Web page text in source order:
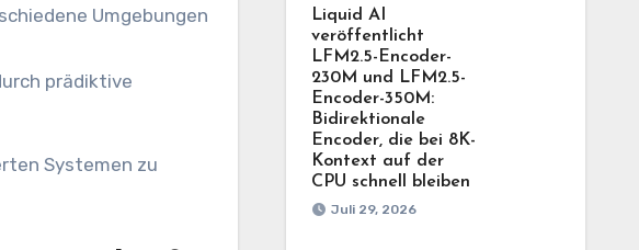
Umgebungen
prädiktive
Systemen zu
Liquid AI
veröffentlicht
LFM2.5-Encoder-
230M und LFM2.5-
Encoder-350M:
Bidirektionale
Encoder, die bei 8K-
Kontext auf der
CPU schnell bleiben
Juli 29, 2026